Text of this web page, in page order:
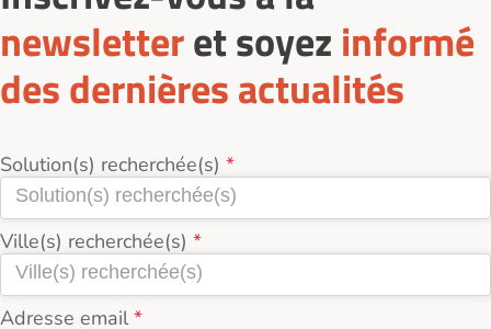
newsletteret soyez informé
des dernières actualités
Solution(s) recherchée(s)
Ville(s) recherchée(s)
Adresse email